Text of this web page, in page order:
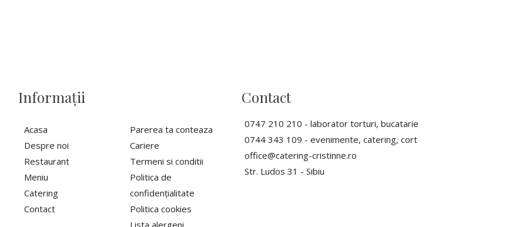
Informaţii
Acasa
Despre noi
Restaurant
Meniu
Catering
Contact
Parerea ta conteaza
Cariere
Termeni si conditii
Politica de
confidențialitate
Politica cookies
Lista alergeni
Contact
0747 210 210 - laborator torturi, bucatarie
0744 343 109 - evenimente, catering, cort
office@catering-cristinne.ro
Str. Ludos 31 - Sibiu